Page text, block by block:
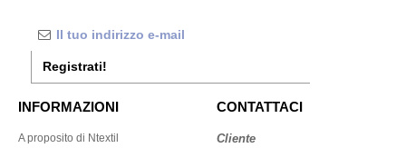
Registrati!
INFORMAZIONI
A proposito di Ntextil
CONTATTACI
Cliente